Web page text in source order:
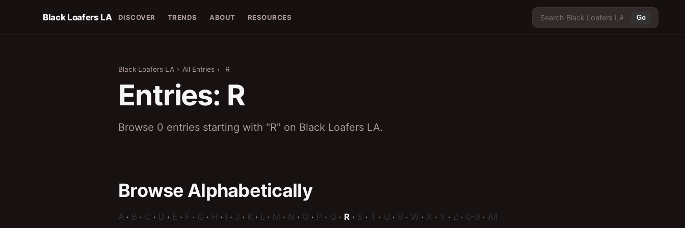
Black Loafers LA DISCOVER TRENDS ABOUT RESOURCES Go
Black Loafers LA › All Entries › R
Entries: R
Browse 0 entries starting with "R" on Black Loafers LA.
Browse Alphabetically
A · B · C · D · E · F · G · H · I · J · K · L · M · N · O · P · Q · R · S · T · U · V · W · X · Y · Z · 0-9 · All